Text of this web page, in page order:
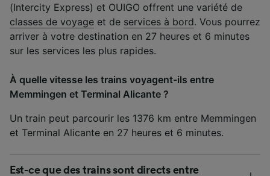
(Intercity Express) et OUIGO offrent une variété de
classes de voyage et de services à bord. Vous pourrez
arriver à votre destination en 27 heures et 6 minutes
sur les services les plus rapides.
À quelle vitesse les trains voyagent-ils entre
Memmingen et Terminal Alicante ?
Un train peut parcourir les 1376 km entre Memmingen
et Terminal Alicante en 27 heures et 6 minutes.
Est-ce que des trains sont directs entre